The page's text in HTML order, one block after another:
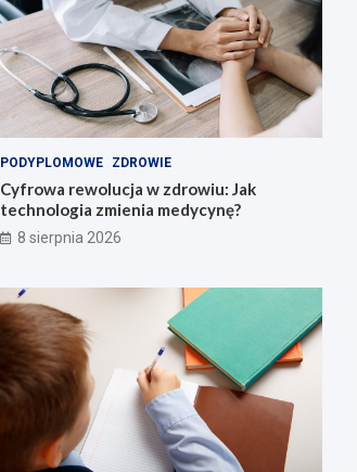
PODYPLOMOWE ZDROWIE
Cyfrowa rewolucja w zdrowiu: Jak
technologia zmienia medycynę?
8 sierpnia 2026